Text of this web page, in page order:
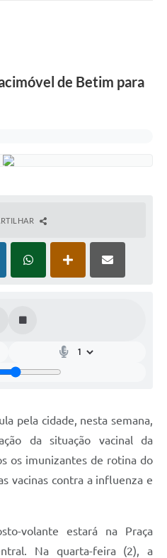
de Betim para
pela cidade, nesta semana,
da situação vacinal da
os imunizantes de rotina do
vacinas contra a influenza e
volante estará na Praça
Na quarta-feira (2), a